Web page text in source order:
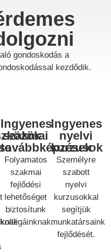
gondoskodás a
kezdődik.
Ingyenes
szakmai
továbbképzések
Folyamatos
szakmai
fejlődési
lehetőséget
biztosítunk
kollégáinknak.
Ingyenes
nyelvi
kurzusok
Személyre
szabott
nyelvi
kurzusokkal
segítjük
munkatársaink
fejlődését.